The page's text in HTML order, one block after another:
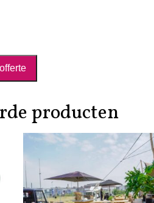
producten